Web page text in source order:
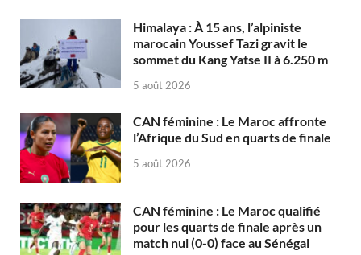
Himalaya : À 15 ans, l’alpiniste
marocain Youssef Tazi gravit le
sommet du Kang Yatse II à 6.250 m
5 août 2026
CAN féminine : Le Maroc affronte
l’Afrique du Sud en quarts de finale
5 août 2026
CAN féminine : Le Maroc qualifié
pour les quarts de finale après un
match nul (0-0) face au Sénégal